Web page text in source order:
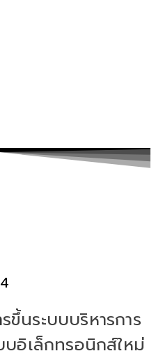
นระบบบริหารการ
อิเล็กทรอนิกส์ใหม่